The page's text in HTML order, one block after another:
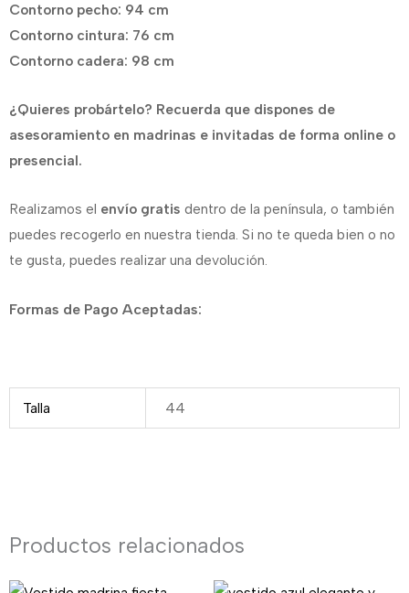
Contorno pecho: 94 cm
Contorno cintura: 76 cm
Contorno cadera: 98 cm
¿Quieres probártelo? Recuerda que dispones de
asesoramiento en madrinas e invitadas de forma online o
presencial.
Realizamos el envío gratis dentro de la península, o también
puedes recogerlo en nuestra tienda. Si no te queda bien o no
te gusta, puedes realizar una devolución.
Formas de Pago Aceptadas:
Talla 44
Productos relacionados
El
El